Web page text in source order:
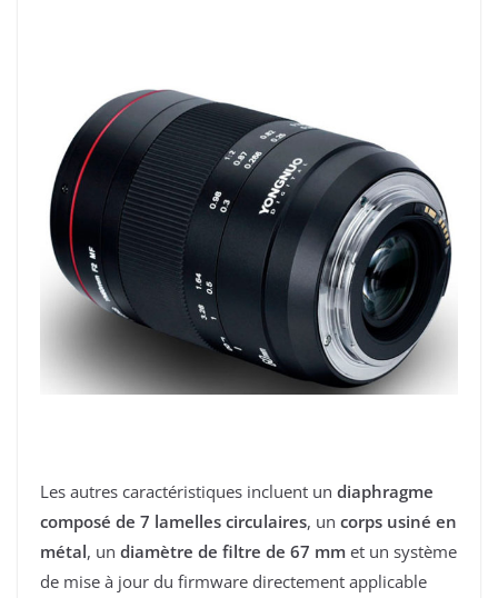
Les autres caractéristiques incluent un diaphragme
composé de 7 lamelles circulaires, un corps usiné en
métal, un diamètre de filtre de 67 mm et un système
de mise à jour du firmware directement applicable